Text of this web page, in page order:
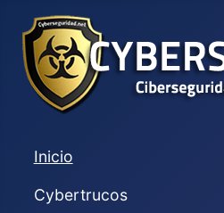
Inicio
Cybertrucos